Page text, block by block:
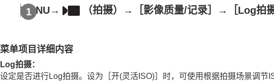
本章节的内容
对焦
使用对焦功能
MENU→ （拍摄）→ ［影像质量/记录］ → ［Log拍
菜单项目详细内容
Log拍摄：
设定是否进行Log拍摄。设为 ［开(灵活ISO)］ 时，可使用根据拍摄场景调节